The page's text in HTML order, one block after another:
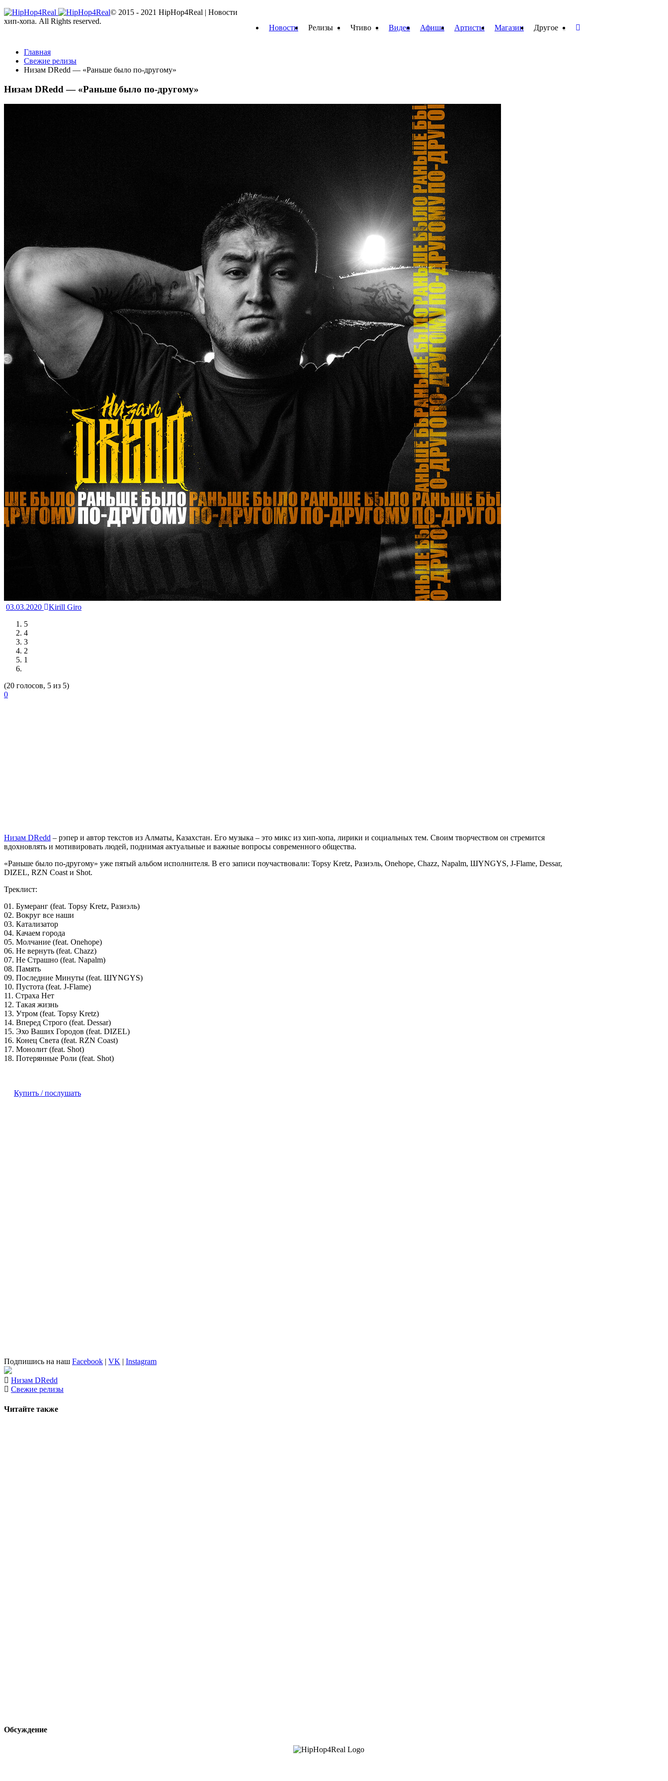
Новости Релизы Чтиво Видео Афиша Артисты Магазин Другое
Главная
Свежие релизы
Низам DRedd — «Раньше было по-другому»
Низам DRedd — «Раньше было по-другому»
03.03.2020
Kirill Giro
5
4
3
2
1
(20 голосов, 5 из 5)
0
Низам DRedd – рэпер и автор текстов из Алматы, Казахстан. Его музыка – это микс из хип-хопа, лирики и социальных тем. Своим творчеством он стремится
вдохновлять и мотивировать людей, поднимая актуальные и важные вопросы современного общества.
«Раньше было по-другому» уже пятый альбом исполнителя. В его записи поучаствовали: Topsy Kretz, Разиэль, Onehope, Chazz, Napalm, ШYNGYS, J-Flame, Dessar,
DIZEL, RZN Coast и Shot.
Треклист:
01. Бумеранг (feat. Topsy Kretz, Разиэль)
02. Вокруг все наши
03. Катализатор
04. Качаем города
05. Молчание (feat. Onehope)
06. Не вернуть (feat. Chazz)
07. Не Страшно (feat. Napalm)
08. Память
09. Последние Минуты (feat. ШYNGYS)
10. Пустота (feat. J-Flame)
11. Страха Нет
12. Такая жизнь
13. Утром (feat. Topsy Kretz)
14. Вперед Строго (feat. Dessar)
15. Эхо Ваших Городов (feat. DIZEL)
16. Конец Света (feat. RZN Coast)
17. Монолит (feat. Shot)
18. Потерянные Роли (feat. Shot)
Купить / послушать
Подпишись на наш Facebook | VK | Instagram
Низам DRedd
Свежие релизы
Читайте также
Обсуждение
© 2015 - 2021 HipHop4Real | Новости
хип-хопа. All Rights reserved.